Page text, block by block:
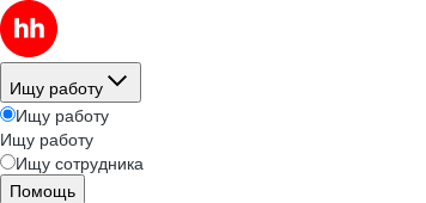
Ищу работу
Ищу работу
Ищу работу
Ищу сотрудника
Помощь